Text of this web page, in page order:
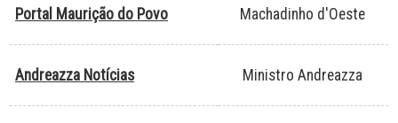
Portal Maurição do Povo Machadinho d'Oeste
Andreazza Notícias Ministro Andreazza